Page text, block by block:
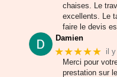
chaises. Le
excellents. Le
faire le devis
Damien
★★★★★ il
Merci pour
prestation sur